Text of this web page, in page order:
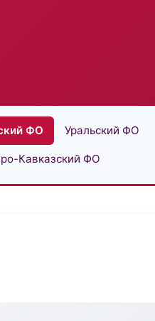
ФО Уральский ФО
Кавказский ФО